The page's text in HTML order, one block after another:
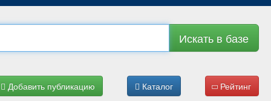
Искать в базе
Рейтинг
Каталог
Добавить публикацию